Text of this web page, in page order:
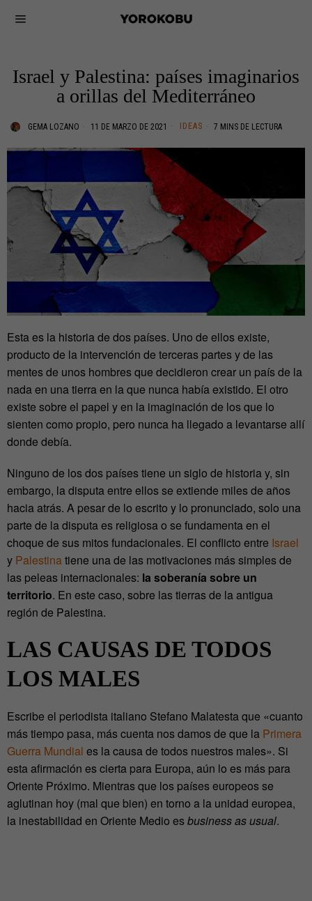
Israel y Palestina: países imaginarios
a orillas del Mediterráneo
GEMA LOZANO 11 DE MARZO DE 2021 IDEAS 7 MINS DE LECTURA
Esta es la historia de dos países. Uno de ellos existe,
producto de la intervención de terceras partes y de las
mentes de unos hombres que decidieron crear un país de la
nada en una tierra en la que nunca había existido. El otro
existe sobre el papel y en la imaginación de los que lo
sienten como propio, pero nunca ha llegado a levantarse allí
donde debía.
Ninguno de los dos países tiene un siglo de historia y, sin
embargo, la disputa entre ellos se extiende miles de años
hacia atrás. A pesar de lo escrito y lo pronunciado, solo una
parte de la disputa es religiosa o se fundamenta en el
choque de sus mitos fundacionales. El conflicto entre Israel
y Palestinatiene una de las motivaciones más simples de
las peleas internacionales: la soberanía sobre un
territorio. En este caso, sobre las tierras de la antigua
región de Palestina.
LAS CAUSAS DE TODOS
LOS MALES
Escribe el periodista italiano Stefano Malatesta que «cuanto
más tiempo pasa, más cuenta nos damos de que la Primera
Guerra Mundial es la causa de todos nuestros males». Si
esta afirmación es cierta para Europa, aún lo es más para
Oriente Próximo. Mientras que los países europeos se
aglutinan hoy (mal que bien) en torno a la unidad europea,
la inestabilidad en Oriente Medio esbusiness as usual.